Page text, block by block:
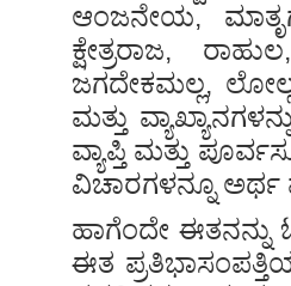
ಆಂಜನೇಯ,
ಕ್ಷೇತ್ರರಾಜ,
ಜಗದೇಕಮಲ್ಲ,
ಮತ್ತು
ವ್ಯಾಪ್ತಿ ಮತ್ತು
ವಿಚಾರಗಳನ್ನೂ ಅರ್ಥ
ಹಾಗೆಂದೇ ಈತನನ್ನು
ಈತ